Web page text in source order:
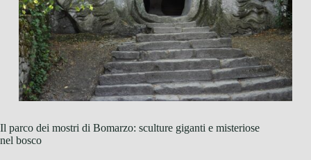
Il parco dei mostri di Bomarzo: sculture giganti e misteriose
nel bosco